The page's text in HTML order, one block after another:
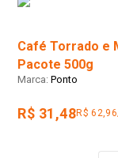
Café Torrado e
Pacote 500g
Ponto
R$ 31,48R$